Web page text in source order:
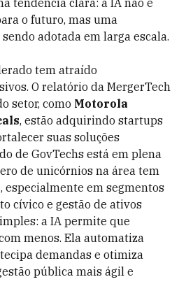
tendência clara: a IA não é
o futuro, mas uma
adotada em larga escala.
tem atraído
O relatório da MergerTech
setor, como Motorola
, estão adquirindo startups
suas soluções
de GovTechs está em plena
de unicórnios na área tem
especialmente em segmentos
cívico e gestão de ativos
a IA permite que
menos. Ela automatiza
demandas e otimiza
pública mais ágil e